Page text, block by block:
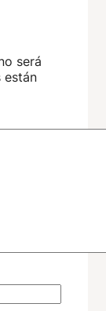
será
están